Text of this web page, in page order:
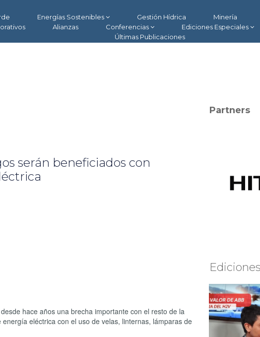
Energías Sostenibles Gestión Hídrica Minería
Alianzas Conferencias Ediciones Especiales
Últimas Publicaciones
serán beneficiados con
hace años una brecha importante con el resto de la
eléctrica con el uso de velas, linternas, lámparas de
Partners